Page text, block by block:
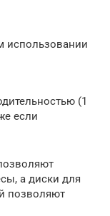
использовании
(1
если
а диски для
позволяют